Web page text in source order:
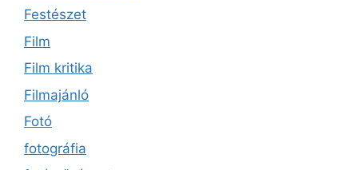
Festészet
Film
Film kritika
Filmajánló
Fotó
fotográfia